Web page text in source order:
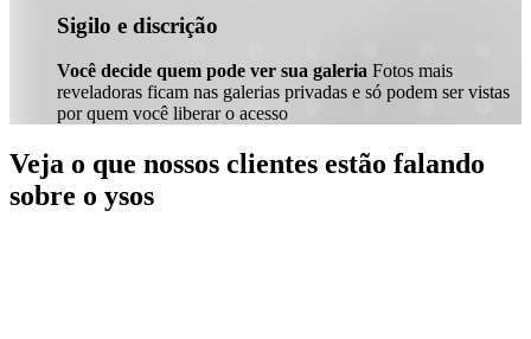
Sigilo e discrição
Você decide quem pode ver sua galeria Fotos mais
reveladoras ficam nas galerias privadas e só podem ser vistas
por quem você liberar o acesso
Veja o que nossos clientes estão falando
sobre o ysos